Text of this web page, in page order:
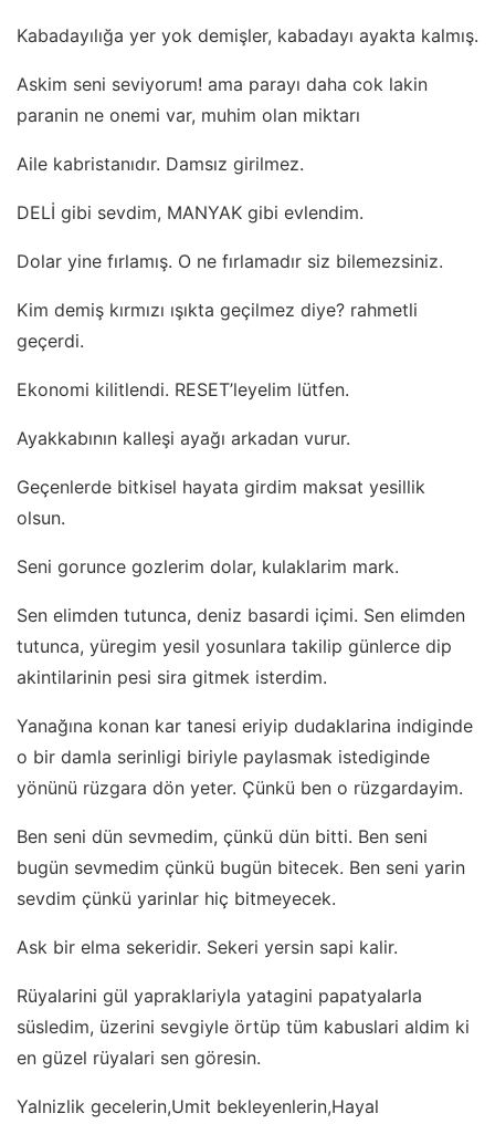
Kabadayılığa yer yok demişler, kabadayı ayakta kalmış.
Askim seni seviyorum! ama parayı daha cok lakin
paranin ne onemi var, muhim olan miktarı
Aile kabristanıdır. Damsız girilmez.
DELİ gibi sevdim, MANYAK gibi evlendim.
Dolar yine fırlamış. O ne fırlamadır siz bilemezsiniz.
Kim demiş kırmızı ışıkta geçilmez diye? rahmetli
geçerdi.
Ekonomi kilitlendi. RESET’leyelim lütfen.
Ayakkabının kalleşi ayağı arkadan vurur.
Geçenlerde bitkisel hayata girdim maksat yesillik
olsun.
Seni gorunce gozlerim dolar, kulaklarim mark.
Sen elimden tutunca, deniz basardi içimi. Sen elimden
tutunca, yüregim yesil yosunlara takilip günlerce dip
akintilarinin pesi sira gitmek isterdim.
Yanağına konan kar tanesi eriyip dudaklarina indiginde
o bir damla serinligi biriyle paylasmak istediginde
yönünü rüzgara dön yeter. Çünkü ben o rüzgardayim.
Ben seni dün sevmedim, çünkü dün bitti. Ben seni
bugün sevmedim çünkü bugün bitecek. Ben seni yarin
sevdim çünkü yarinlar hiç bitmeyecek.
Ask bir elma sekeridir. Sekeri yersin sapi kalir.
Rüyalarini gül yapraklariyla yatagini papatyalarla
süsledim, üzerini sevgiyle örtüp tüm kabuslari aldim ki
en güzel rüyalari sen göresin.
Yalnizlik gecelerin,Umit bekleyenlerin,Hayal